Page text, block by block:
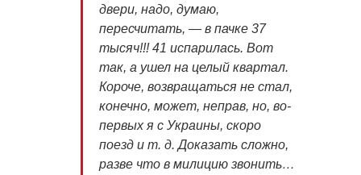
двери, надо, думаю,
пересчитать, — в пачке 37
тысяч!!! 41 испарилась. Вот
так, а ушел на целый квартал.
Короче, возвращаться не стал,
конечно, может, неправ, но, во-
первых я с Украины, скоро
поезд и т. д. Доказать сложно,
разве что в милицию звонить…